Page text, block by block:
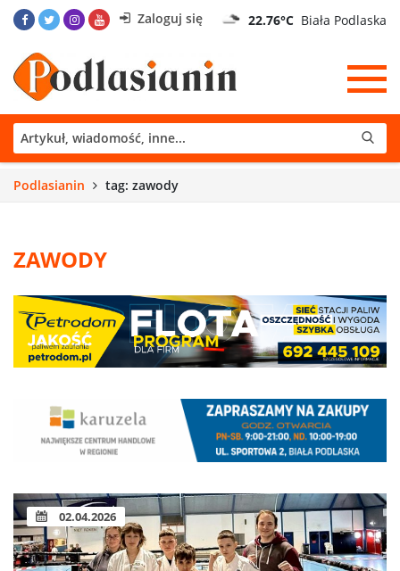
Zaloguj się 22.76°C Biała Podlaska
Podlasianin tag: zawody
ZAWODY
02.04.2026